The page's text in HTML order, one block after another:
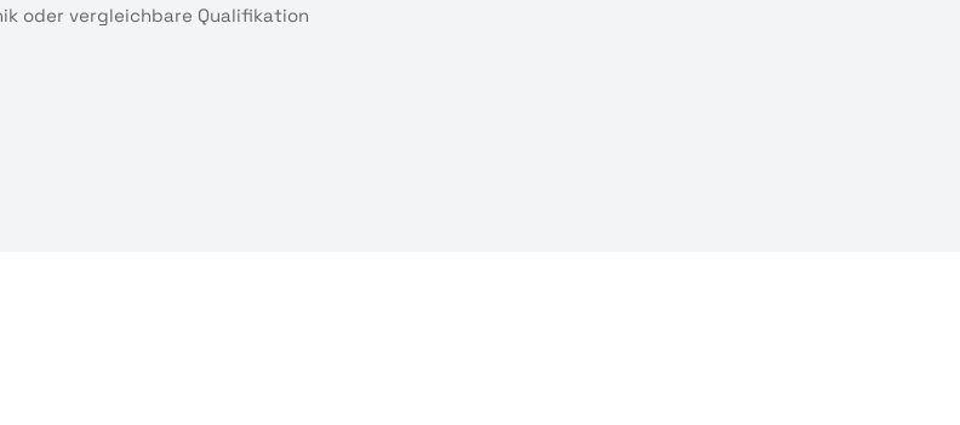
oder vergleichbare Qualifikation